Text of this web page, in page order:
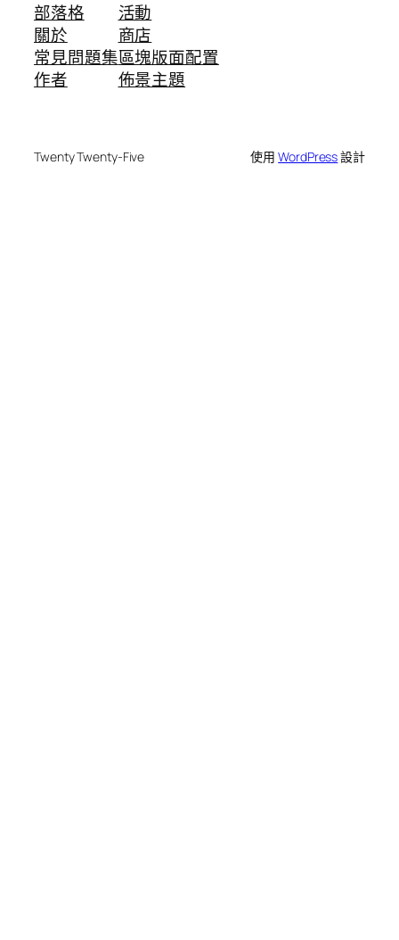
部落格
關於
常見問題集
作者
活動
商店
區塊版面配置
佈景主題
Twenty Twenty-Five 使用WordPress設計